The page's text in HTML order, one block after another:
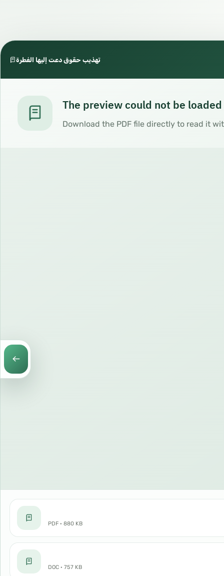
تهذيب حقوق دعت إليها الفطرة
The preview could not be loaded
Download the PDF file directly to read it
PDF · 880 KB
DOC · 757 KB